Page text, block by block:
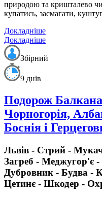
природою та кришталево
купатись, засмагати,
Докладніше
Докладніше
Збірний
9 днів
Подорож
Чорногорія,
Боснія і
Львів - Стрий -
Загреб - Меджугор'є
Дубровник - Будва -
Цетинє - Шкодер -